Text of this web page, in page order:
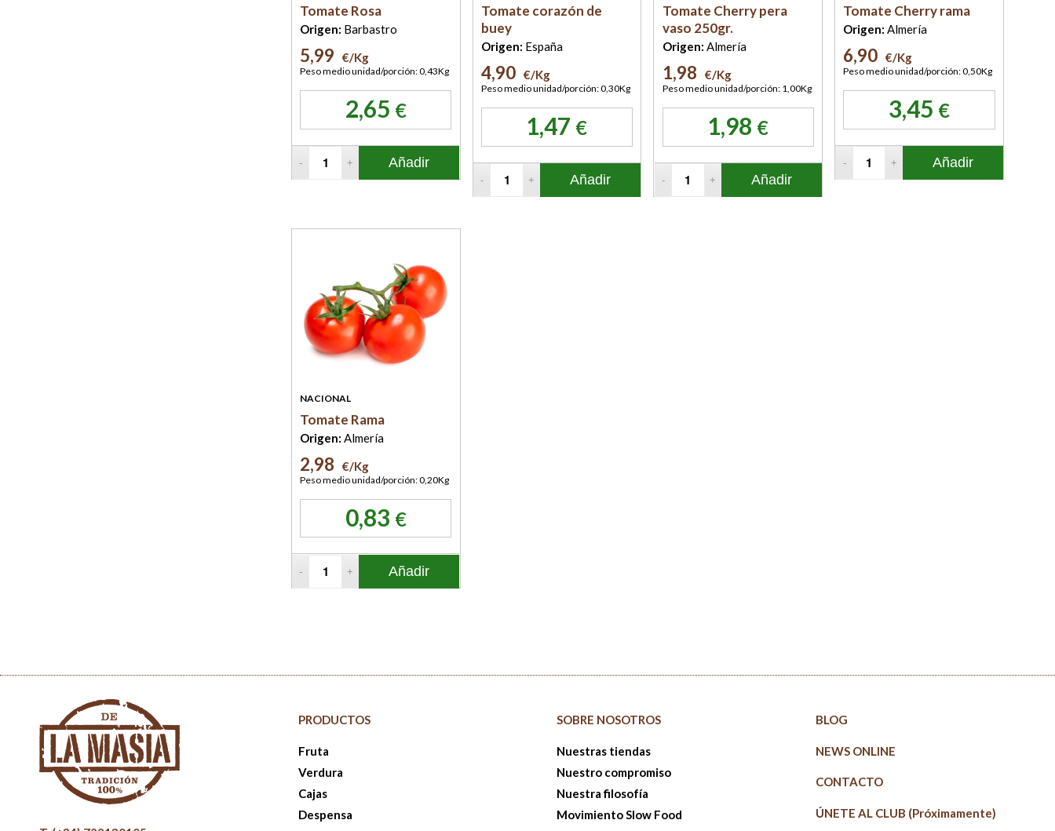
Tomate Rosa
Origen: Barbastro
5,99 €/Kg
Peso medio unidad/porción: 0,43Kg
2,65 €
Añadir
Tomate corazón de
buey
Origen: España
4,90 €/Kg
Peso medio unidad/porción: 0,30Kg
1,47 €
Añadir
Tomate Cherry pera
vaso 250gr.
Origen: Almería
1,98 €/Kg
Peso medio unidad/porción: 1,00Kg
1,98 €
Añadir
Tomate Cherry rama
Origen: Almería
6,90 €/Kg
Peso medio unidad/porción: 0,50Kg
3,45 €
Añadir
NACIONAL
Tomate Rama
Origen: Almería
2,98 €/Kg
Peso medio unidad/porción: 0,20Kg
0,83 €
Añadir
PRODUCTOS
Fruta
Verdura
Cajas
Despensa
SOBRE NOSOTROS
Nuestras tiendas
Nuestro compromiso
Nuestra filosofía
Movimiento Slow Food
BLOG
NEWS ONLINE
CONTACTO
ÚNETE AL CLUB (Próximamente)